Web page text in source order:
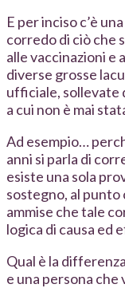
E per inciso c’è
corredo di ciò che
alle vaccinazioni e
diverse grosse
ufficiale, sollevate
a cui non è mai
Ad esempio…
anni si parla di
esiste una sola
sostegno, al
ammise che tale
logica di causa ed
Qual è la
e una persona